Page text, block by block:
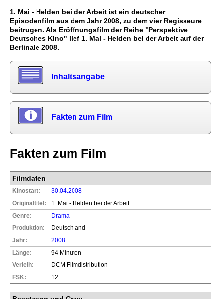
1. Mai - Helden bei der Arbeit ist ein deutscher
Episodenfilm aus dem Jahr 2008, zu dem vier Regisseure
beitrugen. Als Eröffnungsfilm der Reihe "Perspektive
Deutsches Kino" lief 1. Mai - Helden bei der Arbeit auf der
Berlinale 2008.
Inhaltsangabe
Fakten zum Film
Fakten zum Film
Filmdaten
Kinostart:
30.04.2008
Originaltitel:
1. Mai - Helden bei der Arbeit
Genre:
Drama
Produktion:
Deutschland
Jahr:
2008
Länge:
94 Minuten
Verleih:
DCM Filmdistribution
FSK:
12